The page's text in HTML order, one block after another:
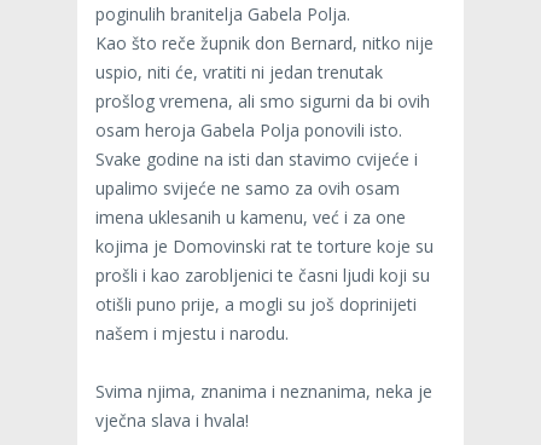
poginulih branitelja Gabela Polja.
Kao što reče župnik don Bernard, nitko nije
uspio, niti će, vratiti ni jedan trenutak
prošlog vremena, ali smo sigurni da bi ovih
osam heroja Gabela Polja ponovili isto.
Svake godine na isti dan stavimo cvijeće i
upalimo svijeće ne samo za ovih osam
imena uklesanih u kamenu, već i za one
kojima je Domovinski rat te torture koje su
prošli i kao zarobljenici te časni ljudi koji su
otišli puno prije, a mogli su još doprinijeti
našem i mjestu i narodu.
Svima njima, znanima i neznanima, neka je
vječna slava i hvala!